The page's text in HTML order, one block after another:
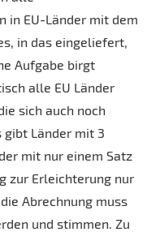
in EU-Länder mit dem
in das eingeliefert,
Aufgabe birgt
alle EU Länder
sich auch noch
gibt Länder mit 3
mit nur einem Satz
zur Erleichterung nur
Abrechnung muss
und stimmen. Zu